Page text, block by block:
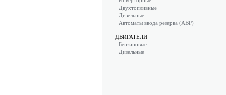
Двухтопливные
Дизельные
Автоматы ввода резерва (АВР)
ДВИГАТЕЛИ
Бензиновые
Дизельные